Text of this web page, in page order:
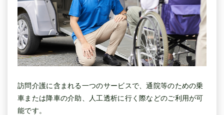
訪問介護に含まれる一つのサービスで、通院等のための乗
車または降車の介助、人工透析に行く際などのご利用が可
能です。